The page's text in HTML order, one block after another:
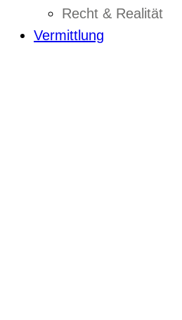
Recht & Realität
Vermittlung